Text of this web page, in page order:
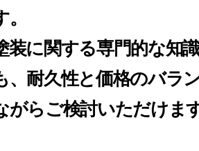
装に関する専門的な知
、耐久性と価格のバラ
がらご検討いただけます